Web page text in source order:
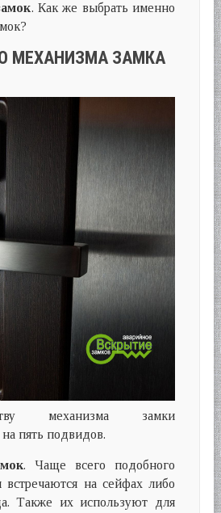
. Как же выбрать именно
МЕХАНИЗМА ЗАМКА
механизма замки
пять подвидов.
. Чаще всего подобного
на сейфах либо
Также их используют для